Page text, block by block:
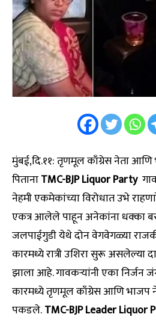
मुंबई,दि.११: तृणमूल काँग्रेस नेता आणि
पितानाTMC-BJP Liquor Party
नेहमी एकमेकांच्या विरोधात उभे
एकत्र आलेले पाहून अनेकांना धक्का
जलपाईगुडी येथे दोन वेगवेगळ्या
कारमध्ये रात्री उशिरा सुरू असलेल्या
झाला आहे. गावकऱ्यांनी एका निर्जन
कारमध्ये तृणमूल काँग्रेस आणि भाजप
पकडले.TMC-BJP Leader Liquor